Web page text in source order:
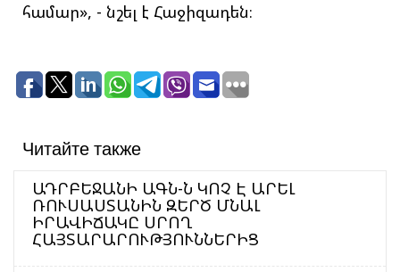
համար», - նշել է Հաջիզադեն։
Читайте также
ԱԴՐԲԵՋԱՆԻ ԱԳՆ-Ն ԿՈՉ Է ԱՐԵԼ
ՌՈՒՍԱՍՏԱՆԻՆ ԶԵՐԾ ՄՆԱԼ
ԻՐԱՎԻՃԱԿԸ ՍՐՈՂ
ՀԱՅՏԱՐԱՐՈՒԹՅՈՒՆՆԵՐԻՑ